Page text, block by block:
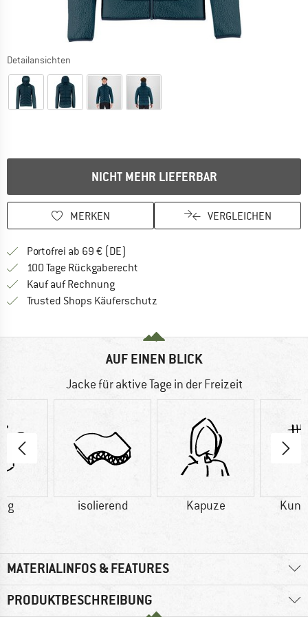
Detailansichten
NICHT MEHR LIEFERBAR
MERKEN VERGLEICHEN
Portofrei ab 69 € (DE)
100 Tage Rückgaberecht
Kauf auf RechnungFinde die Zahlungs-Infos hier! Öffnet
Trusted Shops Käuferschutz
AUF EINEN BLICK
Jacke für aktive Tage in der Freizeit
g isolierend Kapuze
MATERIALINFOS & FEATURES
PRODUKTBESCHREIBUNG